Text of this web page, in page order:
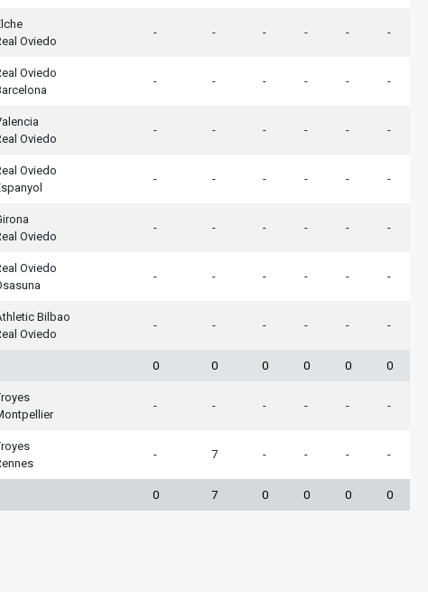
Oviedo
- - - - - -
Oviedo
- - - - - -
Oviedo
- - - - - -
Oviedo
- - - - - -
Oviedo
- - - - - -
Oviedo
- - - - - -
Bilbao
Oviedo
- - - - - -
0 0 0 0 0 0
- - - - - -
- 7 - - - -
0 7 0 0 0 0